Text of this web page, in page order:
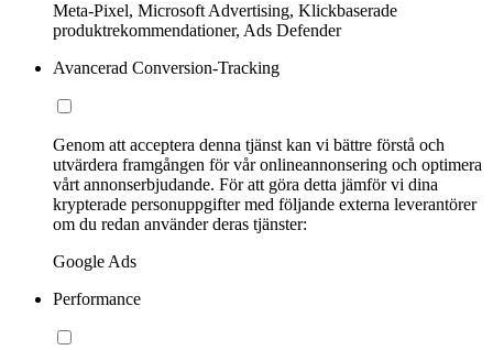
Meta-Pixel, Microsoft Advertising, Klickbaserade
produktrekommendationer, Ads Defender
Avancerad Conversion-Tracking
Genom att acceptera denna tjänst kan vi bättre förstå och
utvärdera framgången för vår onlineannonsering och optimera
vårt annonserbjudande. För att göra detta jämför vi dina
krypterade personuppgifter med följande externa leverantörer
om du redan använder deras tjänster:
Google Ads
Performance